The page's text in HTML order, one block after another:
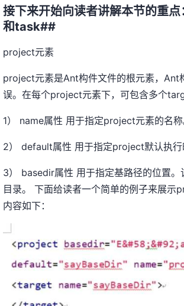
接下来开始向读者讲解本节的
和task##
project元素
project元素是Ant构件文件的根元素，Ant
误。在每个project元素下，可包含多个
1） name属性 用于指定project元素的名称
2） default属性 用于指定project默认执行
3） basedir属性 用于指定基路径的位置
目录。 下面给读者一个简单的例子来展
内容如下：